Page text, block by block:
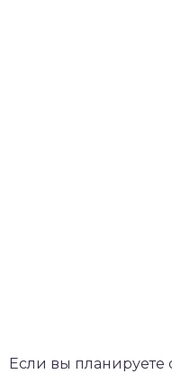
Если вы